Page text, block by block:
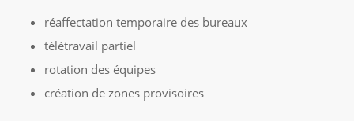
réaffectation temporaire des bureaux
télétravail partiel
rotation des équipes
création de zones provisoires